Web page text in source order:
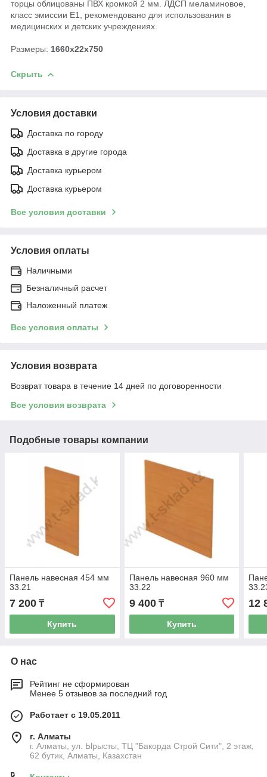
торцы облицованы ПВХ кромкой 2 мм. ЛДСП меламиновое,
класс эмиссии Е1, рекомендовано для использования в
медицинских и детских учреждениях.
Размеры: 1660х22х750
Скрыть
Условия доставки
Доставка по городу
Доставка в другие города
Доставка курьером
Доставка курьером
Все условия доставки
Условия оплаты
Наличными
Безналичный расчет
Наложенный платеж
Все условия оплаты
Условия возврата
Возврат товара в течение 14 дней по договоренности
Все условия возврата
Подобные товары компании
Панель навесная 454 мм
33.21
7 200 ₸
Купить
Панель навесная 960 мм
33.22
9 400₸
Купить
12
О нас
Рейтинг не сформирован
Менее 5 отзывов за последний год
Работает с 19.05.2011
г. Алматы
г. Алматы, ул. Ырысты, ТЦ "Бакорда Строй Сити", 2 этаж,
62 бутик, Алматы, Казахстан